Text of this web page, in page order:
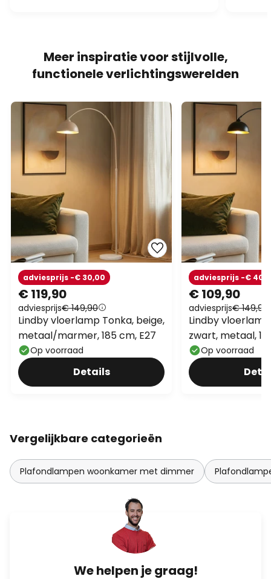
Meer inspiratie voor stijlvolle,
functionele verlichtingswerelden
€ 119,90
adviesprijs€ 149,90
adviesprijs -€ 30,00
Lindby vloerlamp Tonka, beige,
metaal/marmer, 185 cm, E27
Op voorraad
Details
€ 109,90
adviesprijs€ 149,90
adviesprijs -€
Lindby
zwart, metaal,
Op voorraad
Vergelijkbare categorieën
Plafondlampen woonkamer met dimmer
We helpen je graag!